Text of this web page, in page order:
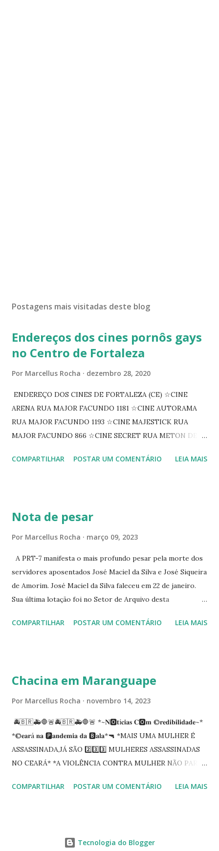
Postagens mais visitadas deste blog
Endereços dos cines pornôs gays
no Centro de Fortaleza
Por Marcellus Rocha dezembro 28, 2020
ENDEREÇO DOS CINES DE FORTALEZA (CE) ☆CINE
ARENA RUA MAJOR FACUNDO 1181 ☆CINE AUTORAMA
RUA MAJOR FACUNDO 1193 ☆CINE MAJESTICK RUA
MAJOR FACUNDO 866 ☆CINE SECRET RUA METON DE
PEIXOTO 1307 ☆CINE IRIS RUA FLORIANO PEIXOTO 1206
☆CINE VIP CLUBE RUA 24 DE MAIO 825 ☆CINE ECLIPSE
COMPARTILHAR POSTAR UM COMENTÁRIO LEIA MAIS
Nota de pesar
Por Marcellus Rocha março 09, 2023
A PRT-7 manifesta o mais profundo pesar pela morte dos
servidores aposentados José Maciel da Silva e José Siqueira
de Amorim. José Maciel da Silva faleceu em 22 de janeiro.
Sua última lotação foi no Setor de Arquivo desta
Siqueira Amorim faleceu em 28 de fevereiro e encerrou a
enquanto atuaram nesta instituição.
COMPARTILHAR POSTAR UM COMENTÁRIO LEIA MAIS
Chacina em Maranguape
Por Marcellus Rocha novembro 14, 2023
🚔🇧🇷🚑🛑🚨🚔🇧🇷🚑🛑🚨 *~𝐍🅾️𝐭í𝐜𝐢𝐚𝐬 𝐂🅾️𝐦 ©️𝐫𝐞𝐝𝐢𝐛𝐢𝐥𝐢𝐝𝐚𝐝𝐞~*
*©️𝐞𝐚𝐫á 𝐧𝐚 🅿️𝐚𝐧𝐝𝐞𝐦𝐢𝐚 𝐝𝐚 🅱️𝐚𝐥𝐚*🔫 *MAIS UMA MULHER É
ASSASSINADA,JÁ SÃO 2️⃣3️⃣3️⃣ MULHERES ASSASSINADAS
NO CEARÁ* *A VIOLÊNCIA CONTRA MULHER NÃO PARA
informações quarto pessoas foram executadas no Distrito
Tbm Amanari. Estavam em uma casa, onde foi invadida e
COMPARTILHAR POSTAR UM COMENTÁRIO LEIA MAIS
Tecnologia do Blogger